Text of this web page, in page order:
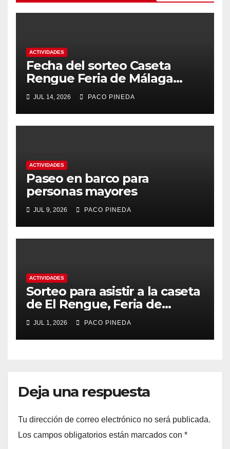
ACTIVIDADES
Fecha del sorteo Caseta
Rengue Feria de Málaga
2026
JUL 14, 2026 PACO PINEDA
ACTIVIDADES
Paseo en barco para
personas mayores
JUL 9, 2026 PACO PINEDA
ACTIVIDADES
Sorteo para asistir a la caseta
de El Rengue, Feria de
Málaga 2026
JUL 1, 2026 PACO PINEDA
Deja una respuesta
Tu dirección de correo electrónico no será publicada.
Los campos obligatorios están marcados con *